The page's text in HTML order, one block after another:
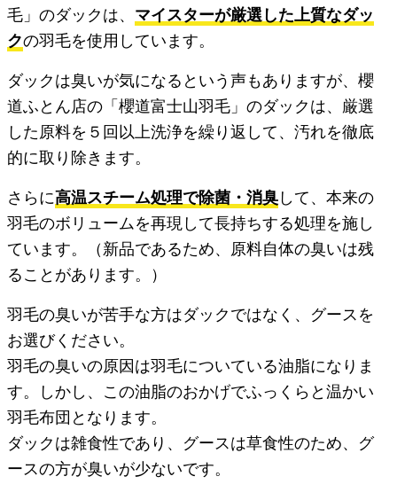
毛」のダックは、 マイスターが厳選した上質なダッ
クの羽毛を使用しています。
ダックは臭いが気になるという声もありますが、櫻
道ふとん店の「櫻道富士山羽毛」のダックは、厳選
した原料を５回以上洗浄を繰り返して、汚れを徹底
的に取り除きます。
さらに高温スチーム処理で除菌・消臭して、本来の
羽毛のボリュームを再現して長持ちする処理を施し
ています。（新品であるため、原料自体の臭いは残
ることがあります。）
羽毛の臭いが苦手な方はダックではなく、グースを
お選びください。
羽毛の臭いの原因は羽毛についている油脂になりま
す。しかし、この油脂のおかげでふっくらと温かい
羽毛布団となります。
ダックは雑食性であり、グースは草食性のため、グ
ースの方が臭いが少ないです。